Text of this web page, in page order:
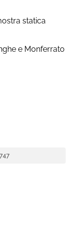
statica
e Monferrato